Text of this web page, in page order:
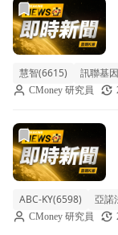
前往【07/30 產業
慧智(6615) 訊聯基
CMoney 研究員
前往【07/23 產
ABC-KY(6598) 亞諾
CMoney 研究員